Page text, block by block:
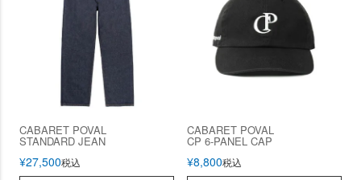
CABARET POVAL
STANDARD JEAN
¥27,500税込
CABARET POVAL
CP 6-PANEL CAP
¥8,800税込